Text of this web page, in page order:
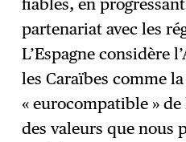
fiables, en
partenariat avec les
L’Espagne considère
les Caraïbes comme
« eurocompatible »
des valeurs que nous